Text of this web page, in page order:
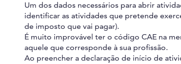
Um dos dados necessários para abrir
identificar as atividades que pretende
de imposto que vai pagar).
É muito improvável ter o código CAE na
aquele que corresponde à sua profissão.
Ao preencher a declaração de início de